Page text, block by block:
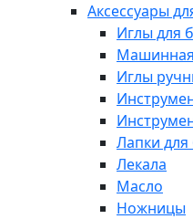
Аксессуары
Иглы для
Иглы
Лапки
Лекала
Масло
Ножницы